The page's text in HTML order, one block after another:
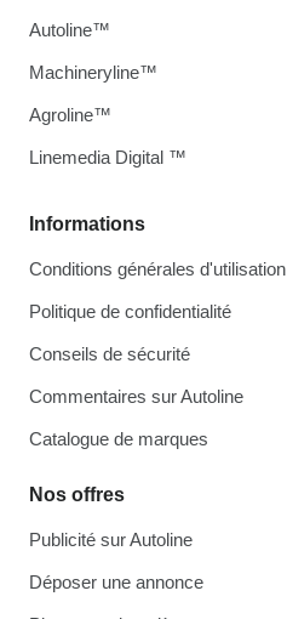
Informations
Conditions générales d'utilisation
Politique de confidentialité
Conseils de sécurité
Commentaires sur Autoline
Catalogue de marques
Nos offres
Publicité sur Autoline
Déposer une annonce
Autoline™
Machineryline™
Agroline™
Linemedia Digital ™